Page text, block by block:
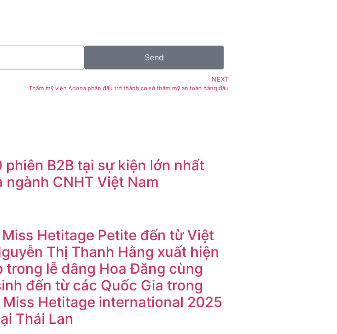
Send
NEXT
Thẩm mỹ viện Adona phấn đấu trở thành cơ sở thẩm mỹ an toàn hàng đầu
phiên B2B tại sự kiện lớn nhất
ngành CNHT Việt Nam
Hetitage Petite đến từ Việt
Thị Thanh Hằng xuất hiện
trong lễ dâng Hoa Đăng cùng
đến từ các Quốc Gia trong
Hetitage international 2025
Thái Lan